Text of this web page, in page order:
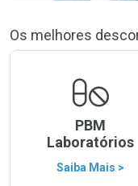
Os melhores
PBM
Laboratórios
Saiba Mais >